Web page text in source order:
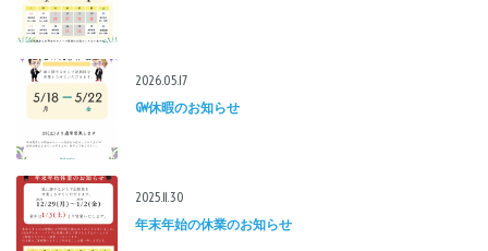
2026.05.17
GW休暇のお知らせ
2025.11.30
年末年始の休業のお知らせ